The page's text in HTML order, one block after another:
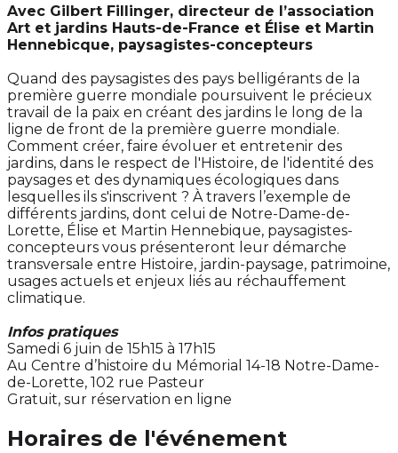
Avec Gilbert Fillinger, directeur de l’association
Art et jardins Hauts-de-France et Élise et Martin
Hennebicque, paysagistes-concepteurs
Quand des paysagistes des pays belligérants de la
première guerre mondiale poursuivent le précieux
travail de la paix en créant des jardins le long de la
ligne de front de la première guerre mondiale.
Comment créer, faire évoluer et entretenir des
jardins, dans le respect de l'Histoire, de l'identité des
paysages et des dynamiques écologiques dans
lesquelles ils s'inscrivent ? À travers l’exemple de
différents jardins, dont celui de Notre-Dame-de-
Lorette, Élise et Martin Hennebique, paysagistes-
concepteurs vous présenteront leur démarche
transversale entre Histoire, jardin-paysage, patrimoine,
usages actuels et enjeux liés au réchauffement
climatique.
Infos pratiques
Samedi 6 juin de 15h15 à 17h15
Au Centre d’histoire du Mémorial 14-18 Notre-Dame-
de-Lorette, 102 rue Pasteur
Gratuit, sur réservation en ligne
Horaires de l'événement